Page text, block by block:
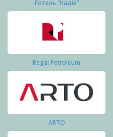
Готель “Надія”
Regal Petroleum
ARTO